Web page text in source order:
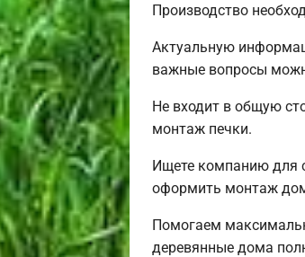
Производство
Актуальную
важные вопросы
Не входит в общую
монтаж печки.
Ищете компанию для
оформить монтаж
Помогаем
деревянные дома